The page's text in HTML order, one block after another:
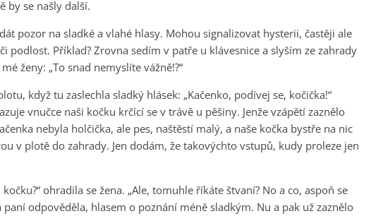
by se našly další.
pozor na sladké a vlahé hlasy. Mohou signalizovat hysterii, častěji ale
podlost. Příklad? Zrovna sedím v patře u klávesnice a slyším ze zahrady
ženy: „To snad nemyslíte vážně!?“
když tu zaslechla sladký hlásek: „Kačenko, podívej se, kočička!“
vnučce naši kočku krčící se v trávě u pěšiny. Jenže vzápětí zaznělo
nebyla holčička, ale pes, naštěstí malý, a naše kočka bystře na nic
v plotě do zahrady. Jen dodám, že takovýchto vstupů, kudy proleze jen
ohradila se žena. „Ale, tomuhle říkáte štvaní? No a co, aspoň se
odpověděla, hlasem o poznání méně sladkým. Nu a pak už zaznělo